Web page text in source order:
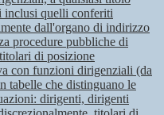
inclusi quelli conferiti
dall'organo di indirizzo
procedure pubbliche di
di posizione
con funzioni dirigenziali (da
tabelle che distinguano le
dirigenti, dirigenti